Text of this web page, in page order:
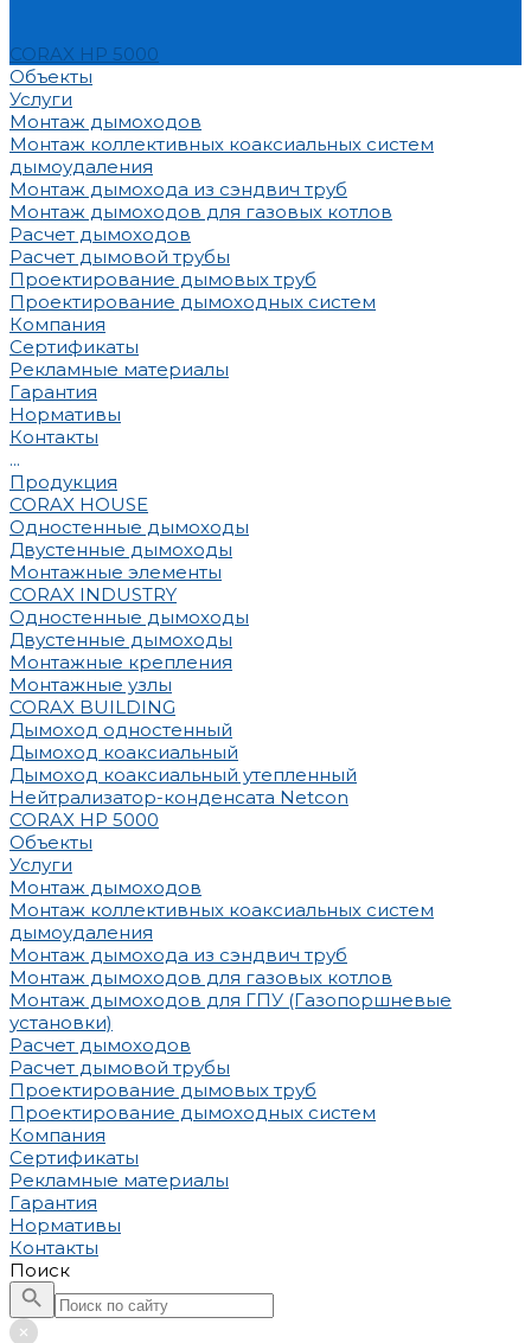
CORAX HP 5000
Объекты
Услуги
Монтаж дымоходов
Монтаж коллективных коаксиальных систем
дымоудаления
Монтаж дымохода из сэндвич труб
Монтаж дымоходов для газовых котлов
Расчет дымоходов
Расчет дымовой трубы
Проектирование дымовых труб
Проектирование дымоходных систем
Компания
Сертификаты
Рекламные материалы
Гарантия
Нормативы
Контакты
...
Продукция
CORAX HOUSE
Одностенные дымоходы
Двустенные дымоходы
Монтажные элементы
CORAX INDUSTRY
Одностенные дымоходы
Двустенные дымоходы
Монтажные крепления
Монтажные узлы
CORAX BUILDING
Дымоход одностенный
Дымоход коаксиальный
Дымоход коаксиальный утепленный
Нейтрализатор-конденсата Netcon
CORAX HP 5000
Объекты
Услуги
Монтаж дымоходов
Монтаж коллективных коаксиальных систем
дымоудаления
Монтаж дымохода из сэндвич труб
Монтаж дымоходов для газовых котлов
Монтаж дымоходов для ГПУ (Газопоршневые
установки)
Расчет дымоходов
Расчет дымовой трубы
Проектирование дымовых труб
Проектирование дымоходных систем
Компания
Сертификаты
Рекламные материалы
Гарантия
Нормативы
Контакты
Поиск